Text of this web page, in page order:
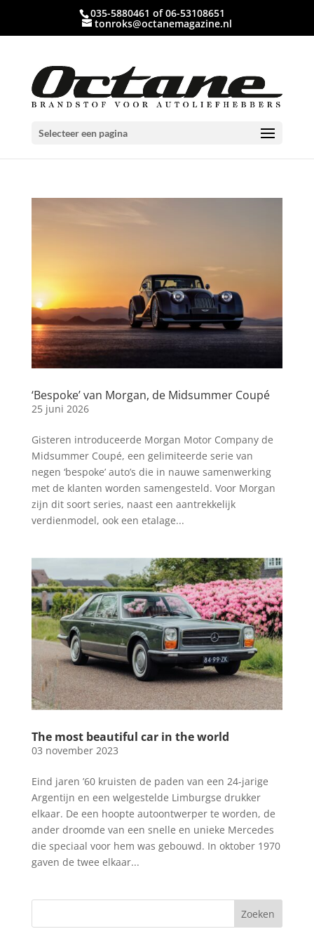
035-5880461 of 06-53108651
tonroks@octanemagazine.nl
Selecteer een pagina
‘Bespoke’ van Morgan, de Midsummer Coupé
25 juni 2026
Gisteren introduceerde Morgan Motor Company de
Midsummer Coupé, een gelimiteerde serie van
negen ‘bespoke’ auto’s die in nauwe samenwerking
met de klanten worden samengesteld. Voor Morgan
zijn dit soort series, naast een aantrekkelijk
verdienmodel, ook een etalage...
The most beautiful car in the world
03 november 2023
Eind jaren ’60 kruisten de paden van een 24-jarige
Argentijn en een welgestelde Limburgse drukker
elkaar. De een hoopte autoontwerper te worden, de
ander droomde van een snelle en unieke Mercedes
die speciaal voor hem was gebouwd. In oktober 1970
gaven de twee elkaar...